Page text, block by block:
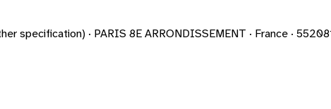
specification) · PARIS 8E ARRONDISSEMENT · France ·